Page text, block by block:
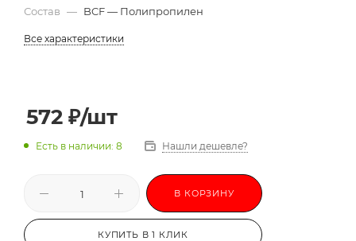
Состав — BCF — Полипропилен
Все характеристики
572 ₽/шт
Есть в наличии: 8 Нашли дешевле?
В КОРЗИНУ
КУПИТЬ В 1 КЛИК